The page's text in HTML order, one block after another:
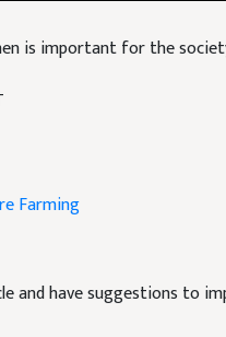
is important for the
Farming
and have suggestions to